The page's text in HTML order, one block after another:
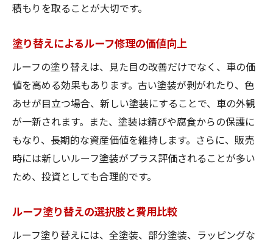
積もりを取ることが大切です。
塗り替えによるルーフ修理の価値向上
ルーフの塗り替えは、見た目の改善だけでなく、車の価
値を高める効果もあります。古い塗装が剥がれたり、色
あせが目立つ場合、新しい塗装にすることで、車の外観
が一新されます。また、塗装は錆びや腐食からの保護に
もなり、長期的な資産価値を維持します。さらに、販売
時には新しいルーフ塗装がプラス評価されることが多い
ため、投資としても合理的です。
ルーフ塗り替えの選択肢と費用比較
ルーフ塗り替えには、全塗装、部分塗装、ラッピングな